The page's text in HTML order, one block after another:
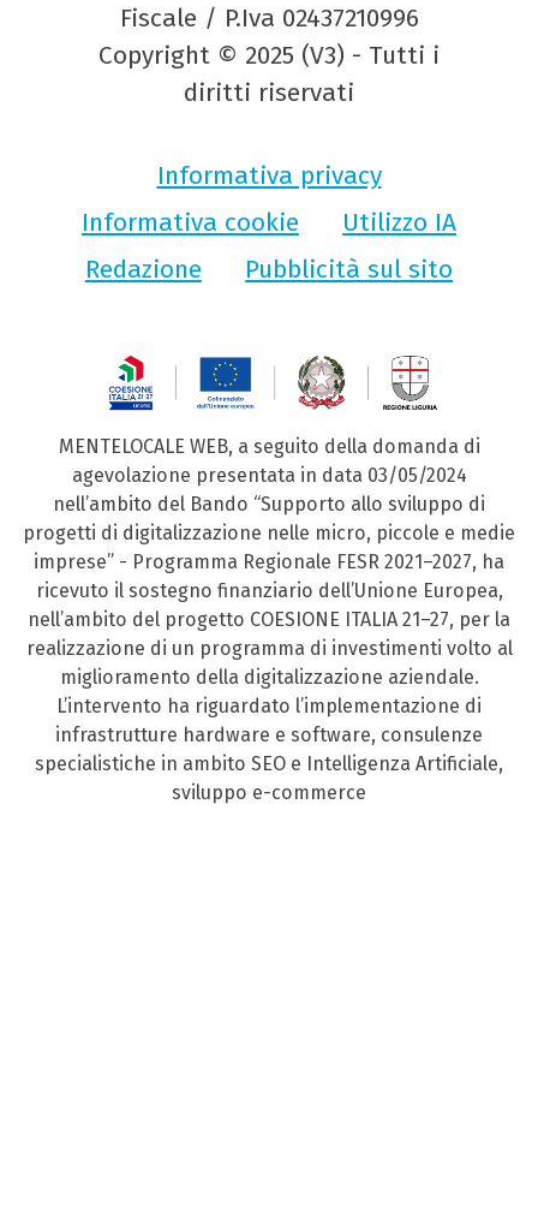
Fiscale / P.Iva 02437210996
Copyright © 2025 (V3) - Tutti i
diritti riservati
Informativa privacy
Informativa cookie
Utilizzo IA
Redazione
Pubblicità sul sito
MENTELOCALE WEB, a seguito della domanda di
agevolazione presentata in data 03/05/2024
nell’ambito del Bando “Supporto allo sviluppo di
progetti di digitalizzazione nelle micro, piccole e medie
imprese” - Programma Regionale FESR 2021–2027, ha
ricevuto il sostegno finanziario dell’Unione Europea,
nell’ambito del progetto COESIONE ITALIA 21–27, per la
realizzazione di un programma di investimenti volto al
miglioramento della digitalizzazione aziendale.
L’intervento ha riguardato l’implementazione di
infrastrutture hardware e software, consulenze
specialistiche in ambito SEO e Intelligenza Artificiale,
sviluppo e-commerce